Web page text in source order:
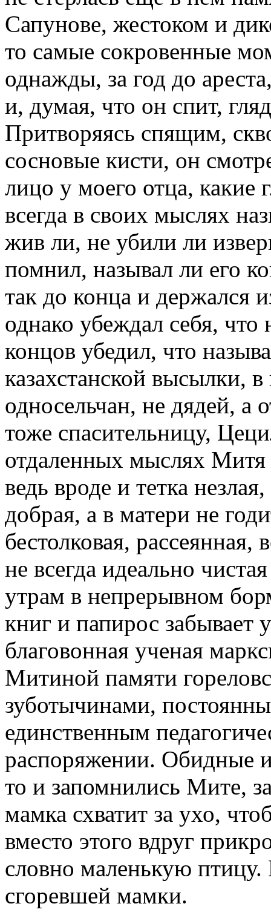
Сапунове, жестоком и
то самые сокровенные
однажды, за год до
и, думая, что он спит,
Притворяясь спящим,
сосновые кисти, он
лицо у моего отца, какие
всегда в своих мыслях
жив ли, не убили ли
помнил, называл ли его
так до конца и держался
однако убеждал себя, что
концов убедил, что
казахстанской высылки,
односельчан, не дядей, а
тоже спасительницу,
отдаленных мыслях Митя
ведь вроде и тетка
добрая, а в матери не
бестолковая, рассеянная,
не всегда идеально
утрам в непрерывном
книг и папирос забывает
благовонная ученая
Митиной памяти
зуботычинами,
единственным
распоряжении. Обидные
то и запомнились Мите,
мамка схватит за ухо,
вместо этого вдруг
словно маленькую птицу.
сгоревшей мамки.